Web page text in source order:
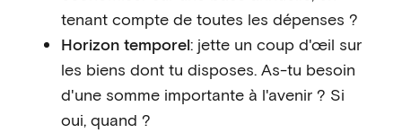
tenant compte de toutes les dépenses ?
Horizon temporel: jette un coup d'œil sur
les biens dont tu disposes. As-tu besoin
d'une somme importante à l'avenir ? Si
oui, quand ?